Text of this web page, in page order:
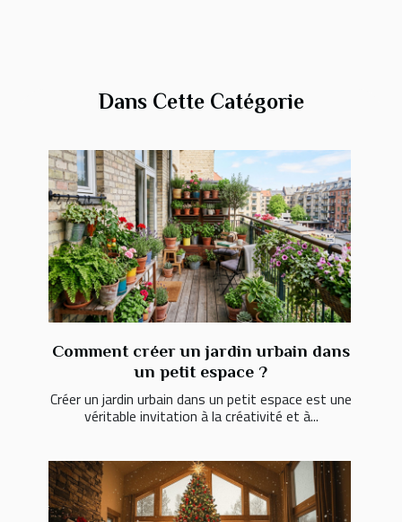
Dans Cette Catégorie
Comment créer un jardin urbain dans
un petit espace ?
Créer un jardin urbain dans un petit espace est une
véritable invitation à la créativité et à...